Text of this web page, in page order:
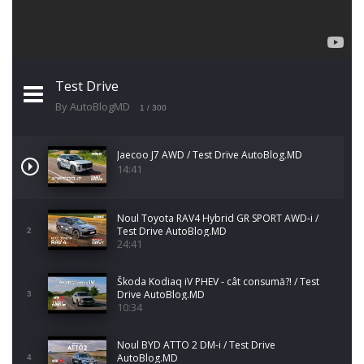
Test Drive
By AutoBlogMD 1 / 300
Jaecoo J7 AWD / Test Drive AutoBlog.MD
14:41
2
Noul Toyota RAV4 Hybrid GR SPORT AWD-i /
Test Drive AutoBlog.MD
24:41
3
Škoda Kodiaq iV PHEV - cât consumă?! / Test
Drive AutoBlog.MD
10:34
4
Noul BYD ATTO 2 DM-i / Test Drive
AutoBlog.MD